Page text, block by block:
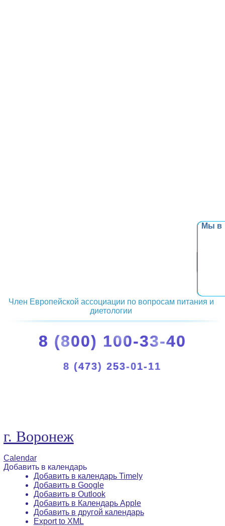
Мы в
Член Европейской ассоциации по вопросам питания и
диетологии
8 (800) 100-33-40
8 (473) 253-01-11
г. Воронеж
Calendar
Добавить в календарь
Добавить в календарь Timely
Добавить в Google
Добавить в Outlook
Добавить в Календарь Apple
Добавить в другой календарь
Export to XML